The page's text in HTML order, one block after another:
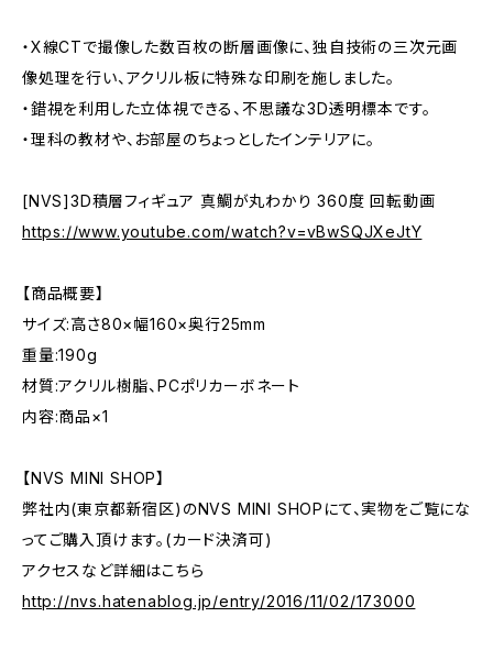
・X線CTで撮像した数百枚の断層画像に、独自技術の三次元画
像処理を行い、アクリル板に特殊な印刷を施しました。
・錯視を利用した立体視できる、不思議な3D透明標本です。
・理科の教材や、お部屋のちょっとしたインテリアに。
[NVS]3D積層フィギュア 真鯛が丸わかり 360度 回転動画
https://www.youtube.com/watch?v=vBwSQJXeJtY
【商品概要】
サイズ:高さ80×幅160×奥行25mm
重量:190g
材質:アクリル樹脂、PCポリカーボネート
内容:商品×1
【NVS MINI SHOP】
弊社内(東京都新宿区)のNVS MINI SHOPにて、実物をご覧にな
ってご購入頂けます。(カード決済可)
アクセスなど詳細はこちら
http://nvs.hatenablog.jp/entry/2016/11/02/173000